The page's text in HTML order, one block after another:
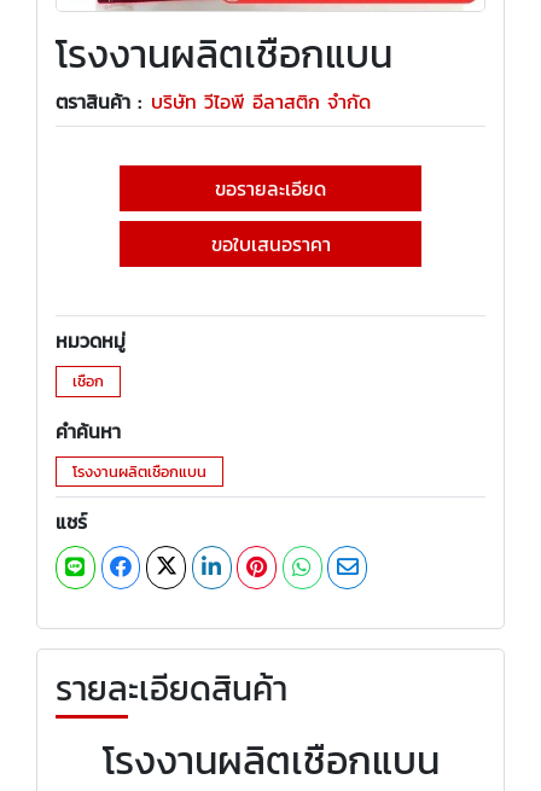
โรงงานผลิตเชือกแบน
ตราสินค้า : บริษัท วีไอพี อีลาสติก จำกัด
ขอรายละเอียด
ขอใบเสนอราคา
หมวดหมู่
เชือก
คำค้นหา
โรงงานผลิตเชือกแบน
แชร์
รายละเอียดสินค้า
โรงงานผลิตเชือกแบน